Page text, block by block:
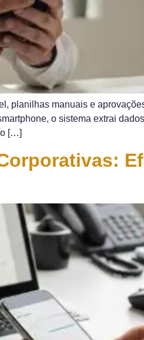
planilhas manuais e
o sistema extrai
o […]